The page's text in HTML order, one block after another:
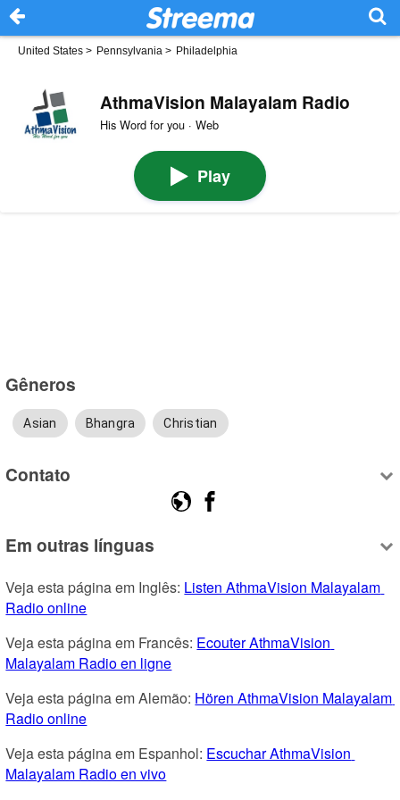
United States > Pennsylvania > Philadelphia
AthmaVision Malayalam Radio
His Word for you · Web
Play
Gêneros
Asian Bhangra Christian
Contato
Em outras línguas
Veja esta página em Inglês: Listen AthmaVision Malayalam
Radio online
Veja esta página em Francês: Ecouter AthmaVision
Malayalam Radio en ligne
Veja esta página em Alemão: Hören AthmaVision Malayalam
Radio online
Veja esta página em Espanhol: Escuchar AthmaVision
Malayalam Radio en vivo